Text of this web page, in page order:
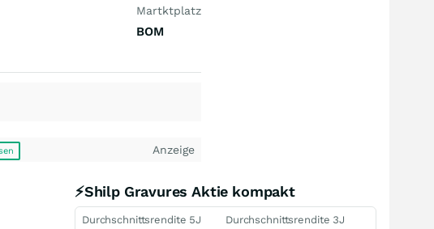
Martktplatz
BOM
Anzeige
⚡Shilp Gravures Aktie kompakt
Durchschnittsrendite 5J Durchschnittsrendite 3J